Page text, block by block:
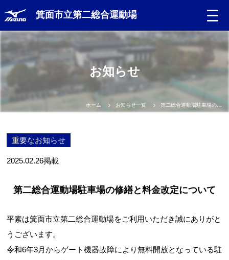
箕面市立第二総合運動場
お知らせ
ホーム お知らせ一覧 第二総合運動場駐車場の修繕と料金改定について
重要なお知らせ
2025.02.26掲載
第二総合運動場駐車場の修繕と料金改定について
平素は箕面市立第二総合運動場をご利用いただき誠にありがと
うございます。
令和6年3月からゲート機器故障により無料開放となっている駐